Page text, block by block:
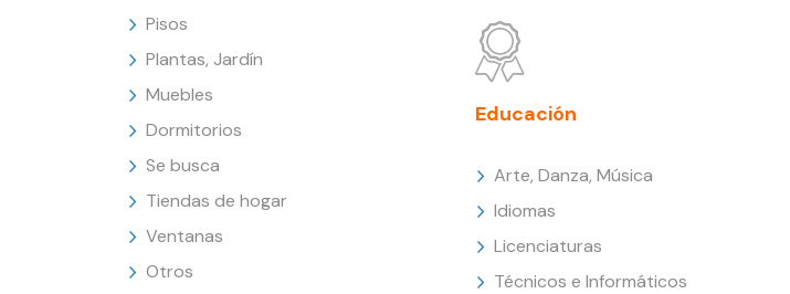
Pisos
Plantas, Jardín
Muebles
Dormitorios
Se busca
Tiendas de hogar
Ventanas
Otros
Educación
Arte, Danza, Música
Idiomas
Licenciaturas
Técnicos e Informáticos